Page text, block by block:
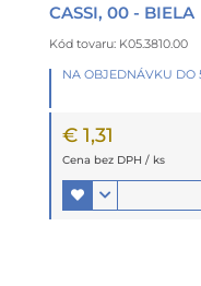
CASSI, 00 - BIELA
Kód tovaru: K05.3810.00
NA OBJEDNÁVKU DO
€ 1,31
Cena bez DPH / ks